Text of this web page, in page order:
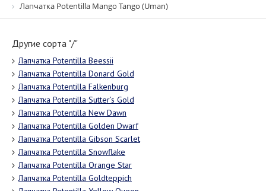
Лапчатка Potentilla Mango Tango (Uman)
Другие сорта "/"
Лапчатка Potentilla Beessii
Лапчатка Potentilla Donard Gold
Лапчатка Potentilla Falkenburg
Лапчатка Potentilla Sutter’s Gold
Лапчатка Potentilla New Dawn
Лапчатка Potentilla Golden Dwarf
Лапчатка Potentilla Gibson Scarlet
Лапчатка Potentilla Snowflake
Лапчатка Potentilla Orange Star
Лапчатка Potentilla Goldteppich